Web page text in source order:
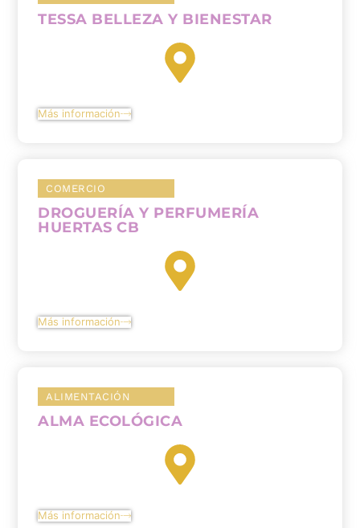
TESSA BELLEZA Y BIENESTAR
Más información
COMERCIO
DROGUERÍA Y PERFUMERÍA
HUERTAS CB
Más información
ALIMENTACIÓN
ALMA ECOLÓGICA
Más información